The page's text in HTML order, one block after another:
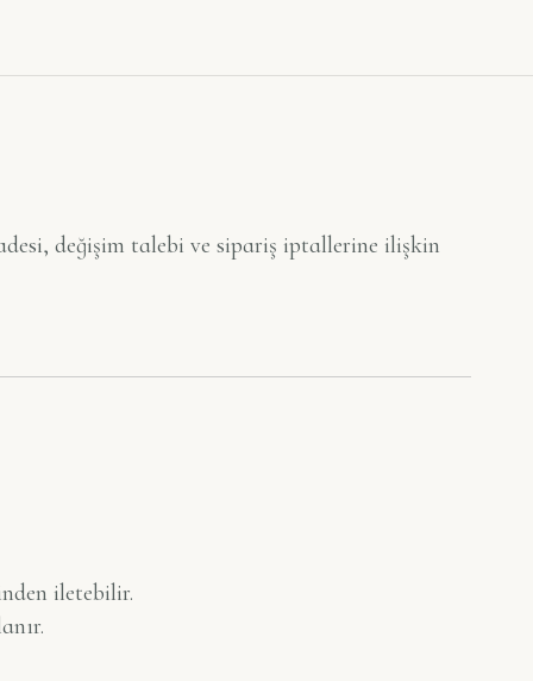
değişim talebi ve sipariş iptallerine ilişkin
iletebilir.